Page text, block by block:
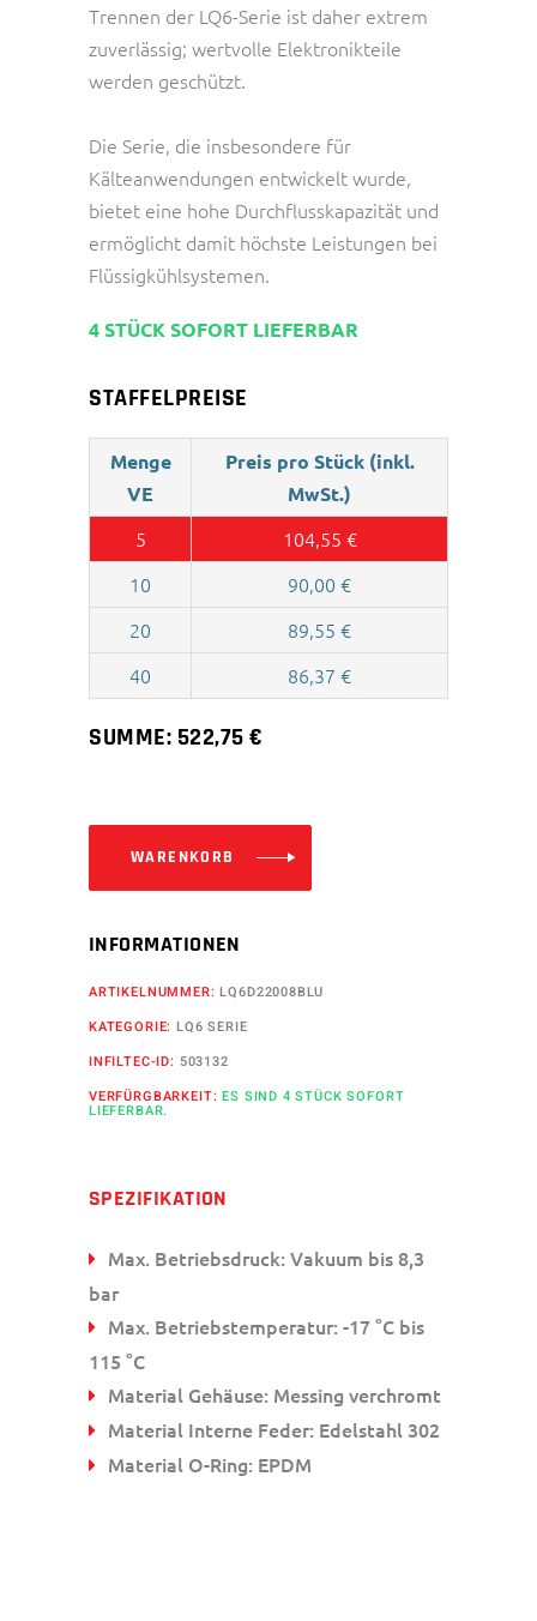
Trennen der LQ6-Serie ist daher extrem
zuverlässig; wertvolle Elektronikteile
werden geschützt.
Die Serie, die insbesondere für
Kälteanwendungen entwickelt wurde,
bietet eine hohe Durchflusskapazität und
ermöglicht damit höchste Leistungen bei
Flüssigkühlsystemen.
4 STÜCK SOFORT LIEFERBAR
STAFFELPREISE
Menge
VE
Preis pro Stück (inkl.
MwSt.)
5 104,55 €
10
90,00 €
20
89,55 €
40
86,37 €
SUMME: 522,75€
WARENKORB
INFORMATIONEN
ARTIKELNUMMER:LQ6D22008BLU
KATEGORIE:LQ6 SERIE
INFILTEC-ID: 503132
VERFÜRGBARKEIT:ES SIND 4 STÜCK SOFORT
LIEFERBAR.
SPEZIFIKATION
Max. Betriebsdruck: Vakuum bis 8,3
bar
Max. Betriebstemperatur: -17 °C bis
115 °C
Material Gehäuse: Messing verchromt
Material Interne Feder: Edelstahl 302
Material O-Ring: EPDM